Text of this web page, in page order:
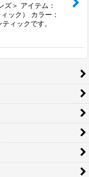
ズ＞ アイテム：
ィック） カラー：
ィックです。